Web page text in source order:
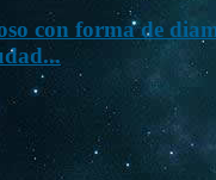
con forma de